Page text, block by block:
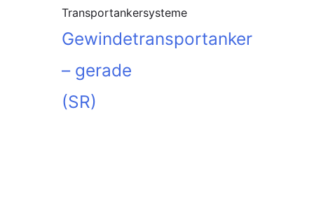
Transportankersysteme
Gewindetransportanker
– gerade
(SR)